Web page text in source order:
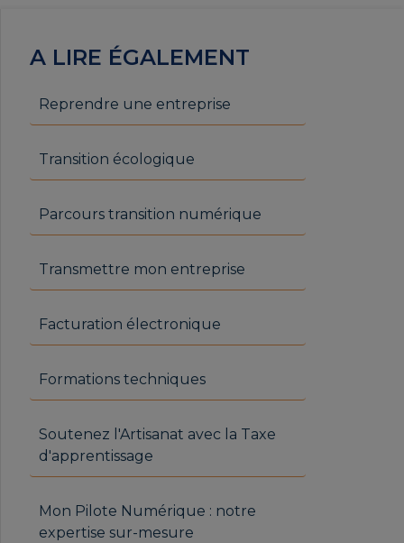
DE LA LUNE
ATELIER NEQUIDIA
TROCHU Nicolas | ALPES
INSTRUMENT
A LIRE ÉGALEMENT
Reprendre une entreprise
Transition écologique
Parcours transition numérique
Transmettre mon entreprise
Facturation électronique
Formations techniques
Soutenez l'Artisanat avec la Taxe
d'apprentissage
Mon Pilote Numérique : notre
expertise sur-mesure